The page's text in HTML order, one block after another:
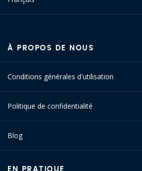
À PROPOS DE NOUS
Conditions générales d'utilisation
Politique de confidentialité
Blog
EN PRATIQUE